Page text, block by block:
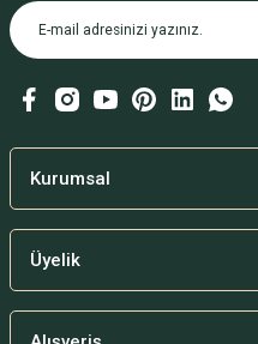
Kurumsal
Üyelik